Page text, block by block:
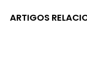
ARTIGOS